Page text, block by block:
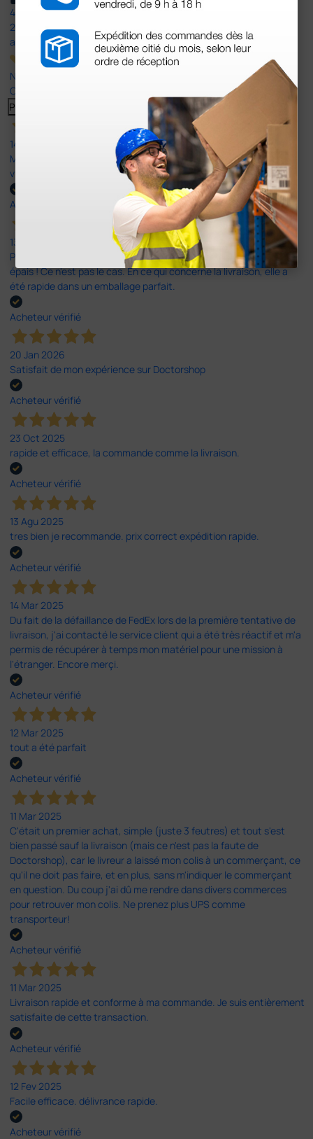
4,5
23
avis
Nos avis 4 et 5 étoiles.
Cliquez ici pour tous les lire >
Previous
14 Avr 2026
Mon article reçu est conforme à la description texte, image et
vidéo proposée par le site.
Acheteur vérifié
13 Avr 2026
Pas du le sparadrap escompté. Est sensé tenir des pansements
épais ! Ce n'est pas le cas. En ce qui concerne la livraison, elle a
été rapide dans un emballage parfait.
Acheteur vérifié
20 Jan 2026
Satisfait de mon expérience sur Doctorshop
Acheteur vérifié
23 Oct 2025
rapide et efficace, la commande comme la livraison.
Acheteur vérifié
13 Agu 2025
tres bien je recommande. prix correct expédition rapide.
Acheteur vérifié
14 Mar 2025
Du fait de la défaillance de FedEx lors de la première tentative de
livraison, j'ai contacté le service client qui a été très réactif et m'a
permis de récupérer à temps mon matériel pour une mission à
l'étranger. Encore merçi.
Acheteur vérifié
12 Mar 2025
tout a été parfait
Acheteur vérifié
11 Mar 2025
C'était un premier achat, simple (juste 3 feutres) et tout s'est
bien passé sauf la livraison (mais ce n'est pas la faute de
Doctorshop), car le livreur a laissé mon colis à un commerçant, ce
qu'il ne doit pas faire, et en plus, sans m'indiquer le commerçant
en question. Du coup j'ai dû me rendre dans divers commerces
pour retrouver mon colis. Ne prenez plus UPS comme
transporteur!
Acheteur vérifié
11 Mar 2025
Livraison rapide et conforme à ma commande. Je suis entièrement
satisfaite de cette transaction.
Acheteur vérifié
12 Fev 2025
Facile efficace. délivrance rapide.
Acheteur vérifié